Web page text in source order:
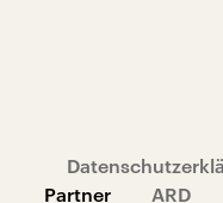
Partner
ARD